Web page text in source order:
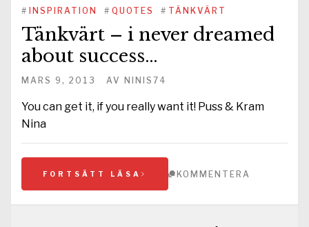
# INSPIRATION # QUOTES # TÄNKVÄRT
Tänkvärt – i never dreamed
about success…
MARS 9, 2013 AV NINIS74
You can get it, if you really want it! Puss & Kram
Nina
FORTSÄTT LÄSA KOMMENTERA